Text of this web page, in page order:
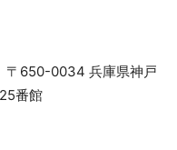
650-0034 兵庫県神戸
番館